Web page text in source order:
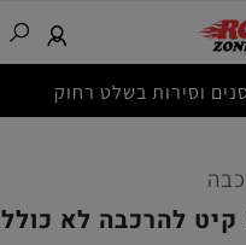
וסירות בשלט רחוק
סלאש 2X4 בראשלס BL-2 קיט להרכבה לא כולל